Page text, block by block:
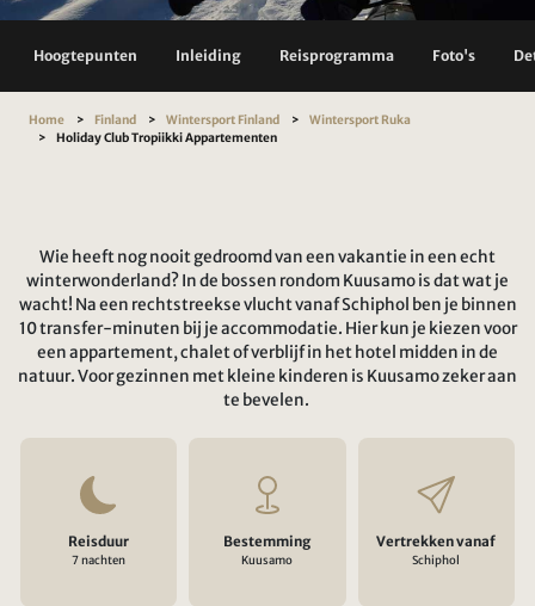
Hoogtepunten Inleiding Reisprogramma Foto's
Home Finland Wintersport Finland
Wintersport Ruka
Holiday Club Tropiikki Appartementen
Wie heeft nog nooit gedroomd van een vakantie in een echt
winterwonderland? In de bossen rondom Kuusamo is dat wat je
wacht! Na een rechtstreekse vlucht vanaf Schiphol ben je binnen
10 transfer-minuten bij je accommodatie. Hier kun je kiezen voor
een appartement, chalet of verblijf in het hotel midden in de
natuur. Voor gezinnen met kleine kinderen is Kuusamo zeker aan
te bevelen.
Reisduur
7 nachten
Bestemming
Kuusamo
Vertrekken vanaf
Schiphol